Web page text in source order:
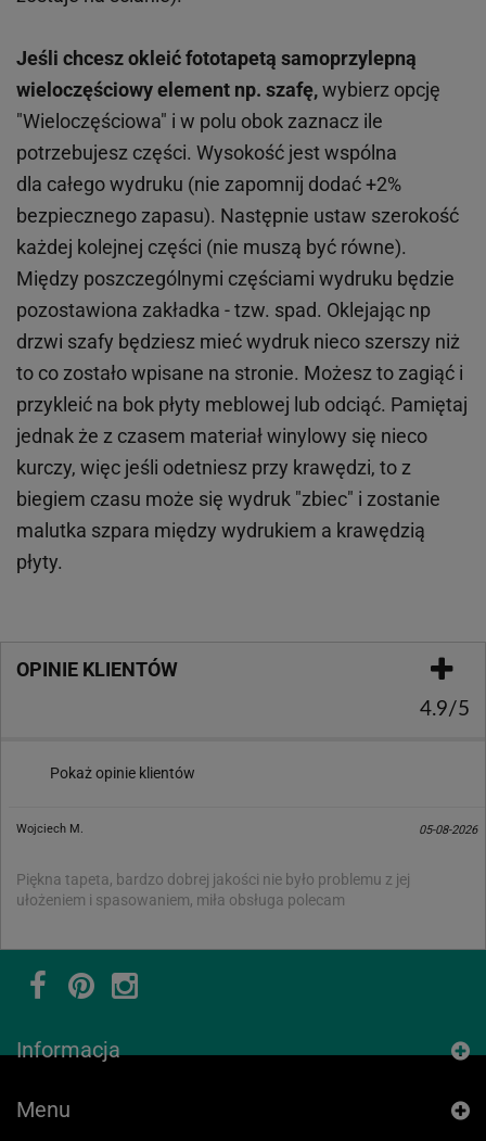
Jeśli chcesz okleić fototapetą samoprzylepną
wieloczęściowy element np. szafę,wybierz opcję
"Wieloczęściowa" i w polu obok zaznacz ile
potrzebujesz części. Wysokość jest wspólna
dla całego wydruku (nie zapomnij dodać +2%
bezpiecznego zapasu). Następnie ustaw szerokość
każdej kolejnej części (nie muszą być równe).
Między poszczególnymi częściami wydruku będzie
pozostawiona zakładka - tzw. spad. Oklejając np
drzwi szafy będziesz mieć wydruk nieco szerszy niż
to co zostało wpisane na stronie. Możesz to zagiąć i
przykleić na bok płyty meblowej lub odciąć. Pamiętaj
jednak że z czasem materiał winylowy się nieco
kurczy, więc jeśli odetniesz przy krawędzi, to z
biegiem czasu może się wydruk "zbiec" i zostanie
malutka szpara między wydrukiem a krawędzią
płyty.
OPINIE KLIENTÓW
4.9/5
Pokaż opinie klientów
Wojciech M. 05-08-2026
Piękna tapeta, bardzo dobrej jakości nie było problemu z jej
ułożeniem i spasowaniem, miła obsługa polecam
Informacja
Menu